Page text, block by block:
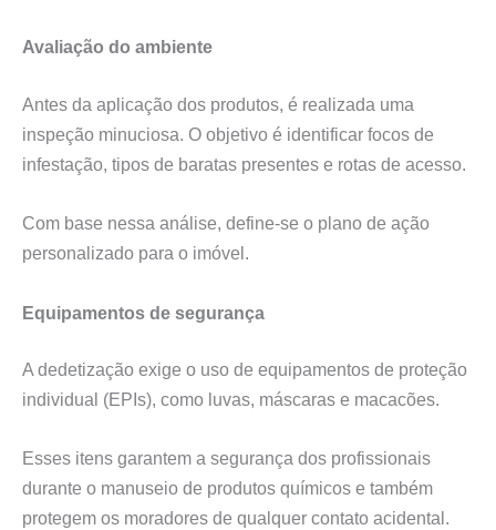
Avaliação do ambiente
Antes da aplicação dos produtos, é realizada uma
inspeção minuciosa. O objetivo é identificar focos de
infestação, tipos de baratas presentes e rotas de acesso.
Com base nessa análise, define-se o plano de ação
personalizado para o imóvel.
Equipamentos de segurança
A dedetização exige o uso de equipamentos de proteção
individual (EPIs), como luvas, máscaras e macacões.
Esses itens garantem a segurança dos profissionais
durante o manuseio de produtos químicos e também
protegem os moradores de qualquer contato acidental.